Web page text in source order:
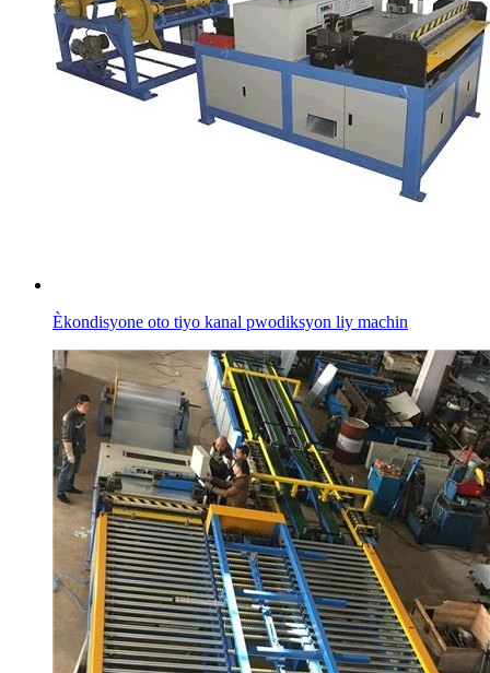
Èkondisyone oto tiyo kanal pwodiksyon liy machin